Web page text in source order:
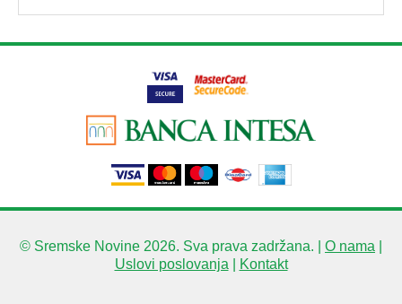
© Sremske Novine 2026. Sva prava zadržana. | O nama
Uslovi poslovanja
Kontakt